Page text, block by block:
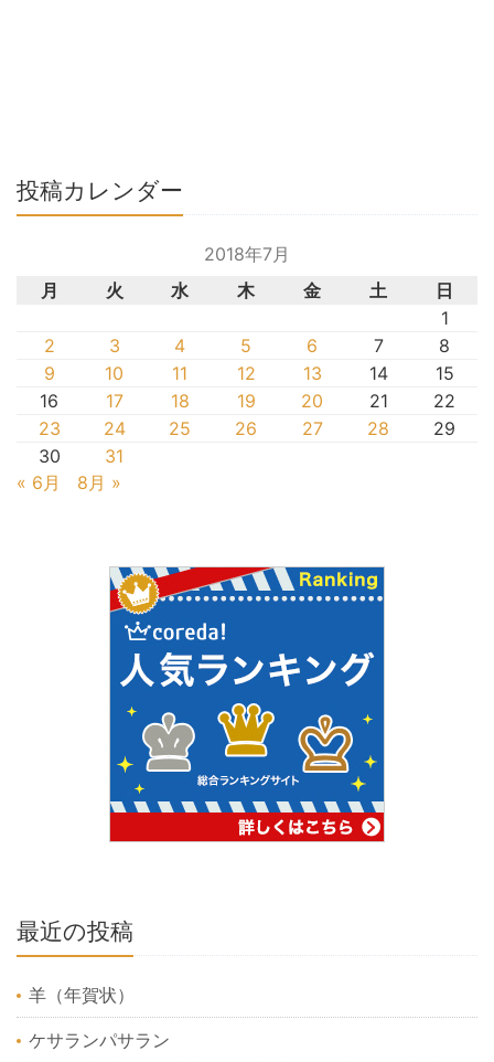
投稿カレンダー
2018年7月
月
火 水 木 金 土
日
1
2
3 4 5 6 7
8
9
10 11 12 13 14
15
16
17 18 19 20 21
22
23
24 25 26 27 28
29
30
31
« 6月
8月 »
最近の投稿
羊（年賀状）
ケサランパサラン